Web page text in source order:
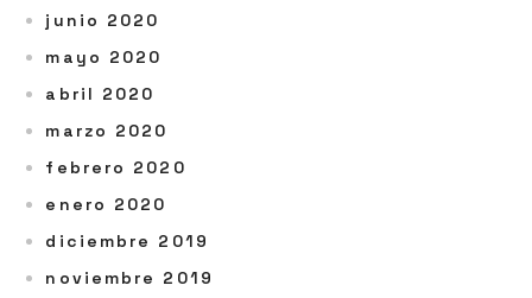
junio 2020
mayo 2020
abril 2020
marzo 2020
febrero 2020
enero 2020
diciembre 2019
noviembre 2019